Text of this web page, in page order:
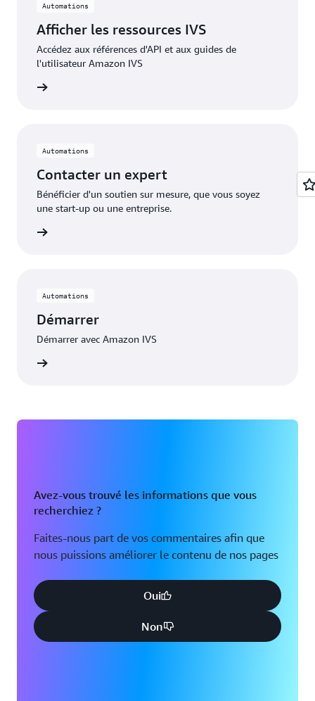
Automations
Afficher les ressources IVS
Accédez aux références d'API et aux guides de
l'utilisateur Amazon IVS
Automations
Contacter un expert
Bénéficier d'un soutien sur mesure, que vous soyez
une start-up ou une entreprise.
Automations
Démarrer
Démarrer avec Amazon IVS
Avez-vous trouvé les informations que vous
recherchiez ?
Faites-nous part de vos commentaires afin que
nous puissions améliorer le contenu de nos pages
Oui
Non